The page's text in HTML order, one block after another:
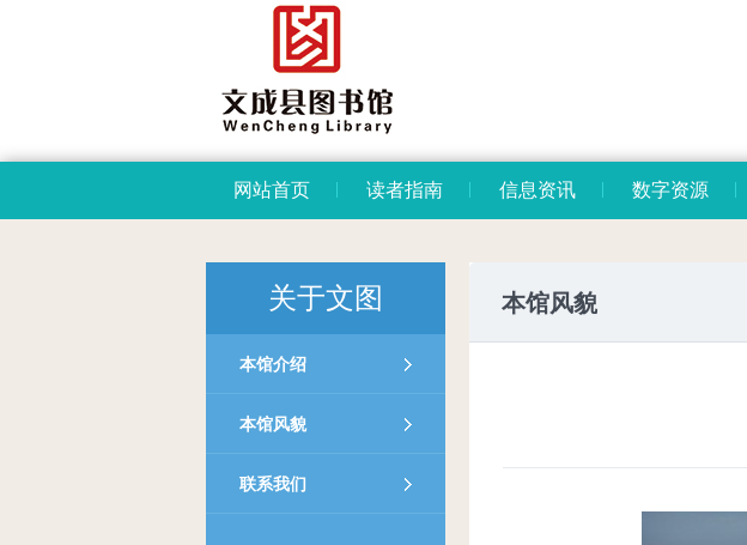
网站首页 读者指南 信息资讯 数字资源
关于文图
本馆介绍
本馆风貌
联系我们
本馆风貌